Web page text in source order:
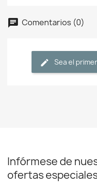
Comentarios (0)
Sea el
Infórmese de
ofertas